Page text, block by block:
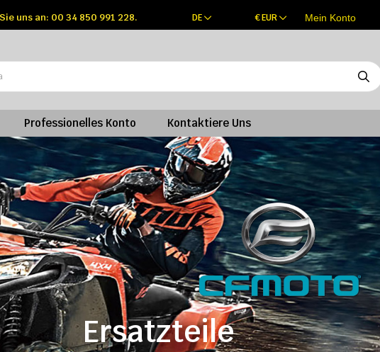
uns an: 00 34 850 991 228. DE €EUR Mein Konto
Professionelles Konto Kontaktiere Uns
Ersatzteile